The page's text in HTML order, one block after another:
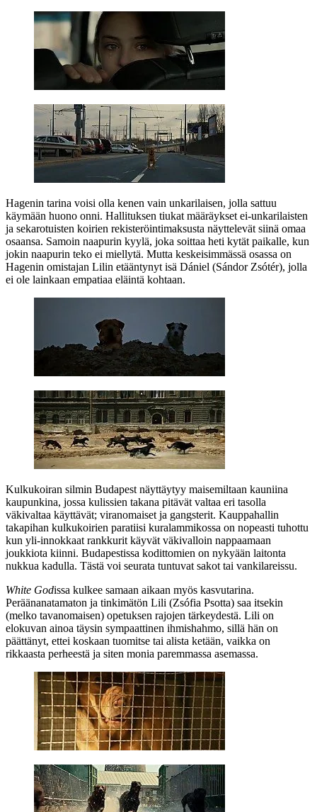
Hagenin tarina voisi olla kenen vain unkarilaisen, jolla sattuu
käymään huono onni. Hallituksen tiukat määräykset ei‑unkarilaisten
ja sekarotuisten koirien rekisteröintimaksusta näyttelevät siinä omaa
osaansa. Samoin naapurin kyylä, joka soittaa heti kytät paikalle, kun
jokin naapurin teko ei miellytä. Mutta keskeisimmässä osassa on
Hagenin omistajan Lilin etääntynyt isä Dániel (Sándor Zsótér), jolla
ei ole lainkaan empatiaa eläintä kohtaan.
Kulkukoiran silmin Budapest näyttäytyy maisemiltaan kauniina
kaupunkina, jossa kulissien takana pitävät valtaa eri tasolla
väkivaltaa käyttävät; viranomaiset ja gangsterit. Kauppahallin
takapihan kulkukoirien paratiisi kuralammikossa on nopeasti tuhottu
kun yli‑innokkaat rankkurit käyvät väkivalloin nappaamaan
joukkiota kiinni. Budapestissa kodittomien on nykyään laitonta
nukkua kadulla. Tästä voi seurata tuntuvat sakot tai vankilareissu.
White Godissa kulkee samaan aikaan myös kasvutarina.
Peräänanatamaton ja tinkimätön Lili (Zsófia Psotta) saa itsekin
(melko tavanomaisen) opetuksen rajojen tärkeydestä. Lili on
elokuvan ainoa täysin sympaattinen ihmishahmo, sillä hän on
päättänyt, ettei koskaan tuomitse tai alista ketään, vaikka on
rikkaasta perheestä ja siten monia paremmassa asemassa.